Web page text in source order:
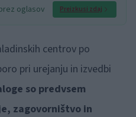
oglasov Preizkusi zdaj
centrov po
pri urejanju in izvedbi
so predvsem
zagovorništvo in